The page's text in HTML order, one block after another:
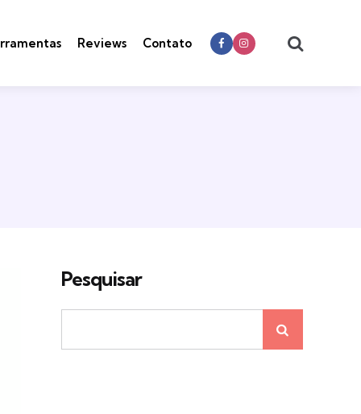
Reviews Contato
Pesquisar